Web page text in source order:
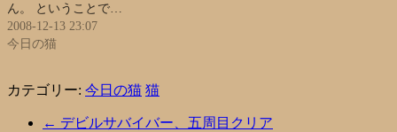
ん。 ということで…
2008-12-13 23:07
今日の猫
カテゴリー: 今日の猫 猫
← デビルサバイバー、五周目クリア